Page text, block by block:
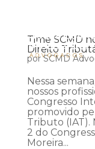
Time SCMD
Direito
porSCMD
Nessa
nossos
Congresso
promovido
Tributo (IAT).
2 do
Moreira...